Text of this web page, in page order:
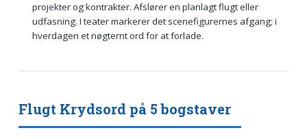
projekter og kontrakter. Afslører en planlagt flugt eller
udfasning. I teater markerer det scenefigurernes afgang; i
hverdagen et nøgternt ord for at forlade.
Flugt Krydsord på 5 bogstaver